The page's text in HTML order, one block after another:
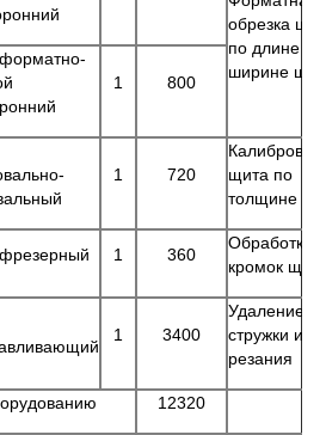
обрезка
по длине и
ширине
1 800
1 720
щита по
толщине
1 360
Обработка
кромок
1 3400
Удаление
стружки из
резания
12320